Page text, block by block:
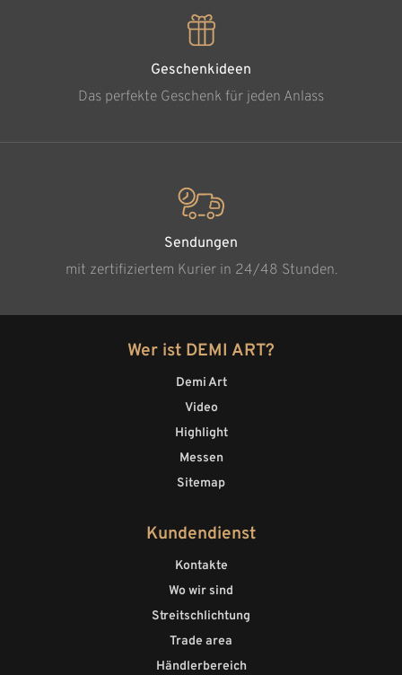
Geschenkideen
Das perfekte Geschenk für jeden Anlass
Sendungen
mit zertifiziertem Kurier in 24/48 Stunden.
Wer ist DEMI ART?
Demi Art
Video
Highlight
Messen
Sitemap
Kundendienst
Kontakte
Wo wir sind
Streitschlichtung
Trade area
Händlerbereich